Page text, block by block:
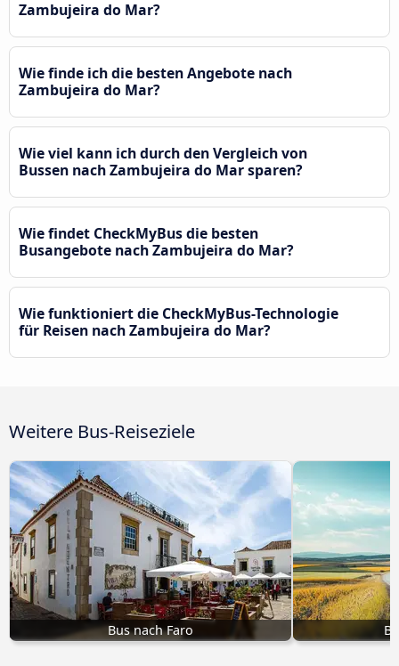
Zambujeira do Mar?
Wie finde ich die besten Angebote nach
Zambujeira do Mar?
Wie viel kann ich durch den Vergleich von
Bussen nach Zambujeira do Mar sparen?
Wie findet CheckMyBus die besten
Busangebote nach Zambujeira do Mar?
Wie funktioniert die CheckMyBus-Technologie
für Reisen nach Zambujeira do Mar?
Weitere Bus-Reiseziele
Bus nach Faro